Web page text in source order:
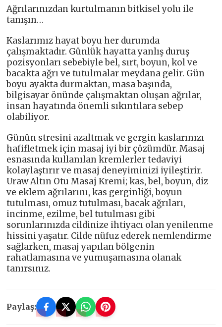
Ağrılarınızdan kurtulmanın bitkisel yolu ile
tanışın…
Kaslarımız hayat boyu her durumda
çalışmaktadır. Günlük hayatta yanlış duruş
pozisyonları sebebiyle bel, sırt, boyun, kol ve
bacakta ağrı ve tutulmalar meydana gelir. Gün
boyu ayakta durmaktan, masa başında,
bilgisayar önünde çalışmaktan oluşan ağrılar,
insan hayatında önemli sıkıntılara sebep
olabiliyor.
Günün stresini azaltmak ve gergin kaslarınızı
hafifletmek için masaj iyi bir çözümdür. Masaj
esnasında kullanılan kremlerler tedaviyi
kolaylaştırır ve masaj deneyiminizi iyileştirir.
Uraw Altın Otu Masaj Kremi; kas, bel, boyun, diz
ve eklem ağrılarını, kas gerginliği, boyun
tutulması, omuz tutulması, bacak ağrıları,
incinme, ezilme, bel tutulması gibi
sorunlarınızda cildinize ihtiyacı olan yenilenme
hissini yaşatır. Cilde nüfuz ederek nemlendirme
sağlarken, masaj yapılan bölgenin
rahatlamasına ve yumuşamasına olanak
tanırsınız.
Paylaş: